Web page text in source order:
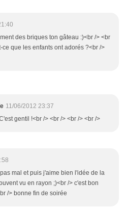
des briques ton gâteau :)<br /> <br
ce que les enfants ont adorés ?<br />
11/06/2012 23:37
gentil !<br /> <br /> <br /> <br />
mal et puis j'aime bien l'idée de la
vu en rayon ;)<br /> c'est bon
/> bonne fin de soirée